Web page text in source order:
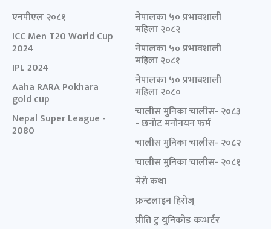
एनपीएल २०८१
ICC Men T20 World Cup
2024
IPL 2024
Aaha RARA Pokhara
gold cup
Nepal Super League -
2080
नेपालका ५० प्रभावशाली
महिला २०८२
नेपालका ५० प्रभावशाली
महिला २०८१
नेपालका ५० प्रभावशाली
महिला २०८०
चालीस मुनिका चालीस- २०८३
- छनोट मनोनयन फर्म
चालीस मुनिका चालीस- २०८२
चालीस मुनिका चालीस- २०८१
मेरो कथा
फ्रन्टलाइन हिरोज्
प्रीति टु युनिकोड कन्भर्टर